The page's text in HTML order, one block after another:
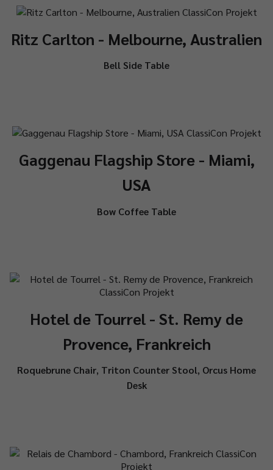
Ritz Carlton - Melbourne, Australien
Bell Side Table
Gaggenau Flagship Store - Miami,
USA
Bow Coffee Table
Hotel de Tourrel - St. Remy de
Provence, Frankreich
Roquebrune Chair, Triton Counter Stool, Orcus Home
Desk